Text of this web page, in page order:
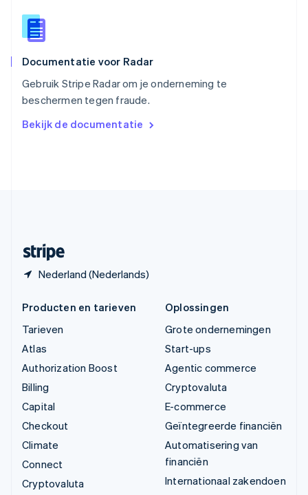
Documentatie voor Radar
Gebruik Stripe Radar om je onderneming te
beschermen tegen fraude.
Bekijk de documentatie
Nederland (Nederlands)
Español
Thailand
Tsjechië
Vasteland van China
简体中文English
English
Producten en tarieven
Tarieven
Atlas
Authorization Boost
Billing
Capital
Checkout
Climate
Connect
Cryptovaluta
Oplossingen
Grote ondernemingen
Start-ups
Agentic commerce
Cryptovaluta
E-commerce
Geïntegreerde financiën
Automatisering van
financiën
Internationaal zakendoen